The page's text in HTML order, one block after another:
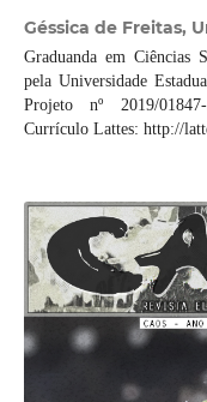
Géssica de Freitas,
Graduanda em Ciências
pela Universidade
Projeto nº 2019/
Currículo Lattes: http://